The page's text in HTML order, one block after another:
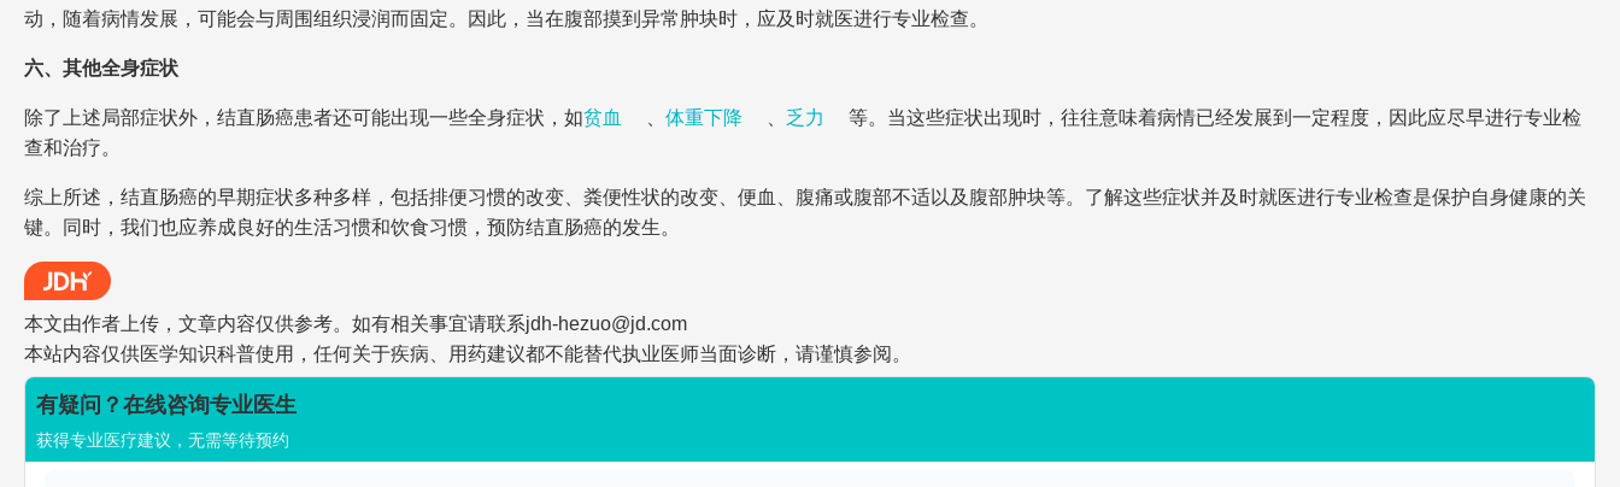
动，随着病情发展，可能会与周围组织浸润而固定。因此，当在腹部摸到异常肿块时，应及时就医进行专业检查。
六、其他全身症状
除了上述局部症状外，结直肠癌患者还可能出现一些全身症状，如贫血 体重下降 乏力
等。当这些症状出现时，往往意味着病情已经发展到一定程度，因此应尽早进行专业检
查和治疗。
综上所述，结直肠癌的早期症状多种多样，包括排便习惯的改变、粪便性状的改变、便血、腹痛或腹部不适以及腹部肿块等。了解这些症状并及时就医进行专业检查是保护自身健康的关
键。同时，我们也应养成良好的生活习惯和饮食习惯，预防结直肠癌的发生。
本文由作者上传，文章内容仅供参考。如有相关事宜请联系jdh-hezuo@jd.com
本站内容仅供医学知识科普使用，任何关于疾病、用药建议都不能替代执业医师当面诊断，请谨慎参阅。
有疑问？在线咨询专业医生
获得专业医疗建议，无需等待预约